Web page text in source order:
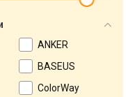
ANKER
BASEUS
ColorWay